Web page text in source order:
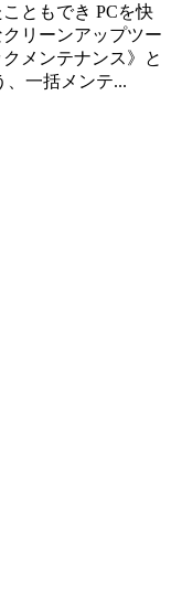
ともでき PCを快
リーンアップツー
メンテナンス》と
、一括メンテ...